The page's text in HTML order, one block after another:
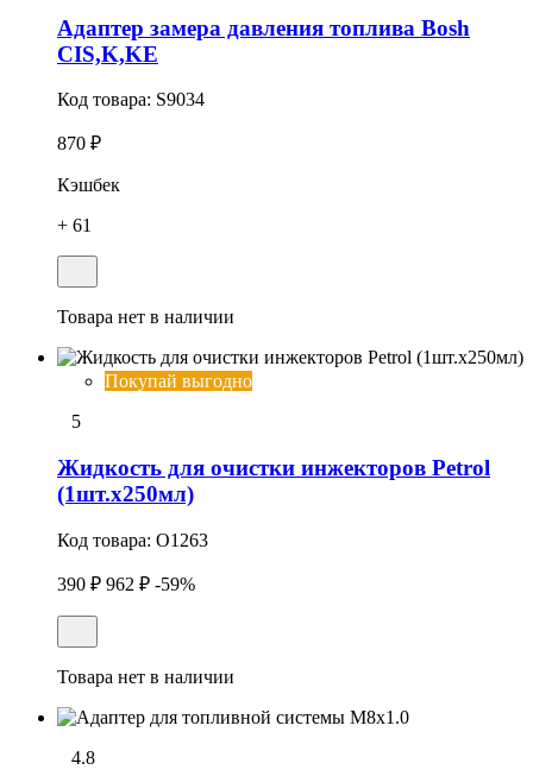
Адаптер замера давления топлива Bosh
CIS,K,KE
Код товара: S9034
870 ₽
Кэшбек
+ 61
Товара нет в наличии
Покупай выгодно
5
Жидкость для очистки инжекторов Petrol
(1шт.x250мл)
Код товара: O1263
390 ₽ 962 ₽ -59%
Товара нет в наличии
4.8